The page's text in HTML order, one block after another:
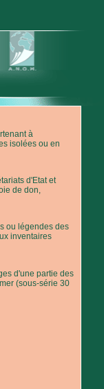
à
isolées ou en
d'Etat et
de don,
ou légendes des
inventaires
d'une partie des
(sous-série 30